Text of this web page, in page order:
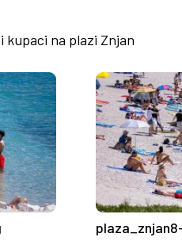
kupaci na plazi Znjan